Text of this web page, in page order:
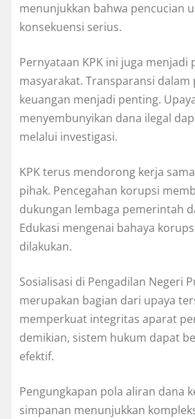
menunjukkan bahwa pencucian
konsekuensi serius.
Pernyataan KPK ini juga menjadi
masyarakat. Transparansi dalam
keuangan menjadi penting.
menyembunyikan dana ilegal
melalui investigasi.
KPK terus mendorong kerja
pihak. Pencegahan korupsi
dukungan lembaga pemerintah
Edukasi mengenai bahaya
dilakukan.
Sosialisasi di Pengadilan Negeri
merupakan bagian dari upaya
memperkuat integritas aparat
demikian, sistem hukum dapat
efektif.
Pengungkapan pola aliran dana
simpanan menunjukkan